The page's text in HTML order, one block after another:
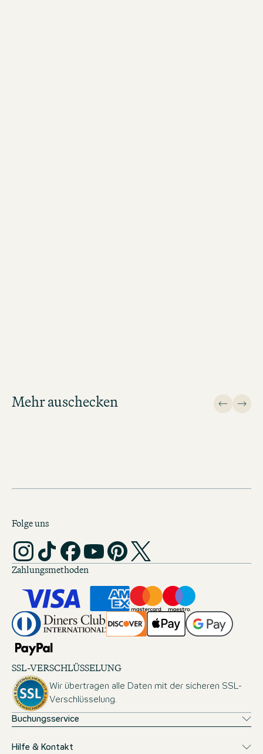
Mehr auschecken
Folge uns
Zahlungsmethoden
SSL-VERSCHLÜSSELUNG
Wir übertragen alle Daten mit der sicheren SSL-
Verschlüsselung.
Buchungsservice
Hilfe & Kontakt